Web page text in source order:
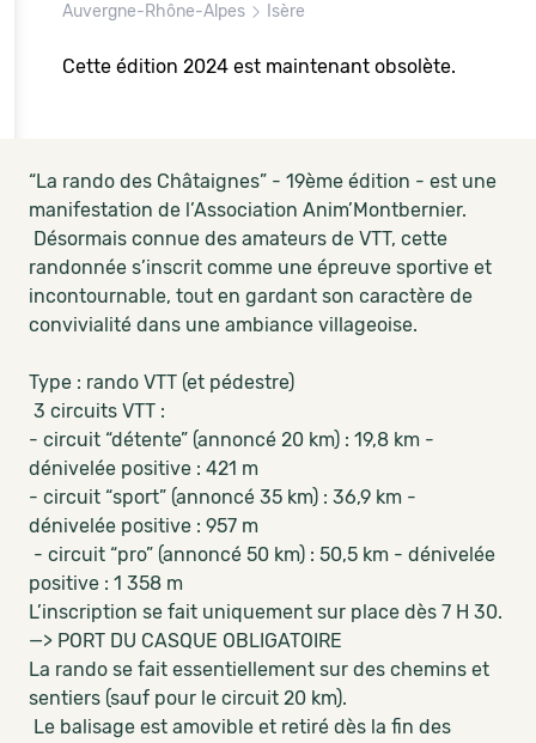
Auvergne-Rhône-Alpes Isère
Cette édition 2024 est maintenant obsolète.
“La rando des Châtaignes” - 19ème édition - est une
manifestation de l’Association Anim’Montbernier.
Désormais connue des amateurs de VTT, cette
randonnée s’inscrit comme une épreuve sportive et
incontournable, tout en gardant son caractère de
convivialité dans une ambiance villageoise.
Type : rando VTT (et pédestre)
3 circuits VTT :
- circuit “détente” (annoncé 20 km) : 19,8 km -
dénivelée positive : 421 m
- circuit “sport” (annoncé 35 km) : 36,9 km -
dénivelée positive : 957 m
- circuit “pro” (annoncé 50 km) : 50,5 km - dénivelée
positive : 1 358 m
L’inscription se fait uniquement sur place dès 7 H 30.
—> PORT DU CASQUE OBLIGATOIRE
La rando se fait essentiellement sur des chemins et
sentiers (sauf pour le circuit 20 km).
Le balisage est amovible et retiré dès la fin des